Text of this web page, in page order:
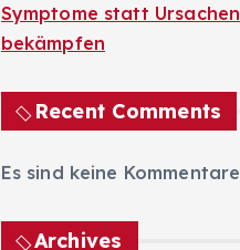
Symptome statt
bekämpfen
Recent Comments
Es sind keine
Archives